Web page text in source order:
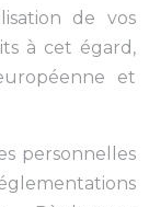
de vos
à cet égard,
et
personnelles